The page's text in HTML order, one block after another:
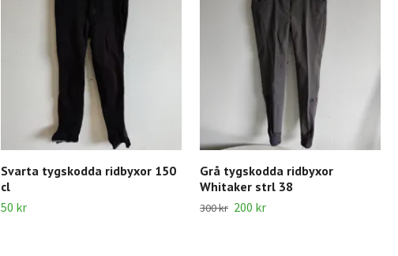
Svarta tygskodda ridbyxor 150
cl
50 kr
Grå tygskodda ridbyxor
Whitaker strl 38
300 kr 200 kr